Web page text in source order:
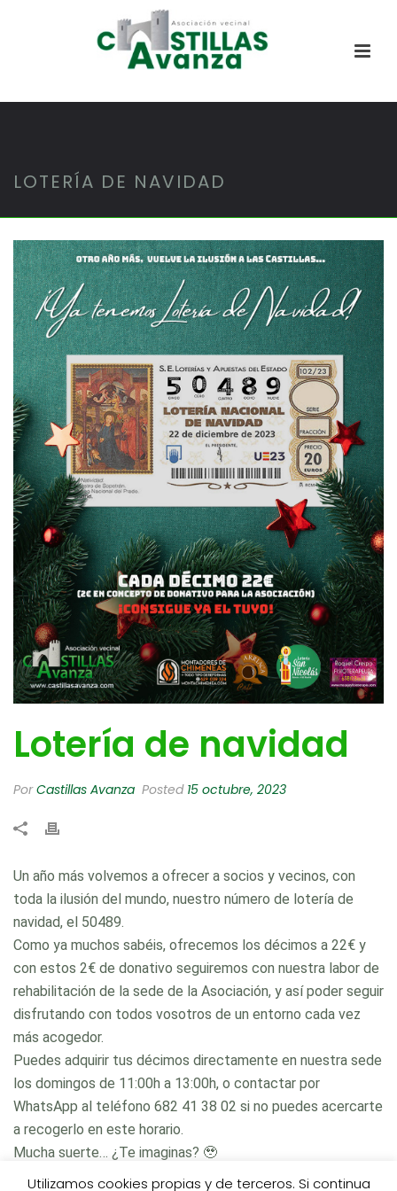
LOTERÍA DE NAVIDAD
Lotería de navidad
PorCastillas Avanza Posted 15 octubre, 2023
Un año más volvemos a ofrecer a socios y vecinos, con
toda la ilusión del mundo, nuestro número de lotería de
navidad, el 50489.
Como ya muchos sabéis, ofrecemos los décimos a 22€ y
con estos 2€ de donativo seguiremos con nuestra labor de
rehabilitación de la sede de la Asociación, y así poder seguir
disfrutando con todos vosotros de un entorno cada vez
más acogedor.
Puedes adquirir tus décimos directamente en nuestra sede
los domingos de 11:00h a 13:00h, o contactar por
WhatsApp al teléfono 682 41 38 02 si no puedes acercarte
a recogerlo en este horario.
Mucha suerte… ¿Te imaginas? 🥹
Utilizamos cookies propias y de terceros. Si continua